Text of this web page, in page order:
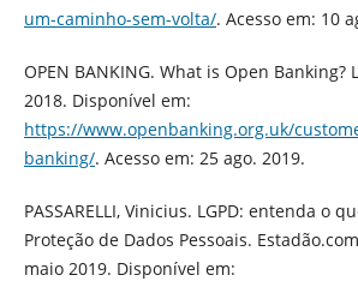
um-caminho-sem-volta/. Acesso em: 10
OPEN BANKING. What is Open Banking?
2018. Disponível em:
https://www.openbanking.org.uk/
banking/. Acesso em: 25 ago. 2019.
PASSARELLI, Vinicius. LGPD: entenda o
Proteção de Dados Pessoais.
maio 2019. Disponível em: